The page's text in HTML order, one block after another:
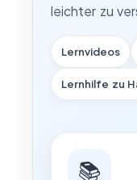
leichter zu
Lernvideos
Lernhilfe zu
📚